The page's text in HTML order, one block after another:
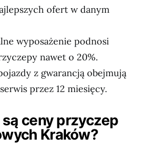
ofert w danym
wyposażenie podnosi
nawet o 20%.
z gwarancją obejmują
przez 12 miesięcy.
ceny przyczep
Kraków?